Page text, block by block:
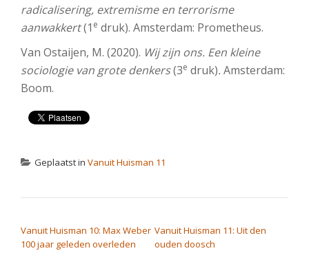
radicalisering, extremisme en terrorisme
aanwakkert(1 e druk). Amsterdam: Prometheus.
Van Ostaijen, M. (2020). Wij zijn ons. Een kleine
sociologie van grote denkers(3e druk). Amsterdam:
Boom.
Geplaatst in Vanuit Huisman 11
Vanuit Huisman 10: Max Weber
100 jaar geleden overleden
Vanuit Huisman 11: Uit den
ouden doosch